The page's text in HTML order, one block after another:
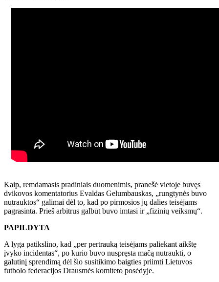
Kaip, remdamasis pradiniais duomenimis, pranešė vietoje buvęs
dvikovos komentatorius Evaldas Gelumbauskas, „rungtynės buvo
nutrauktos“ galimai dėl to, kad po pirmosios jų dalies teisėjams
pagrasinta. Prieš arbitrus galbūt buvo imtasi ir „fizinių veiksmų“.
PAPILDYTA
A lyga patikslino, kad „per pertrauką teisėjams paliekant aikštę
įvyko incidentas“, po kurio buvo nuspręsta mačą nutraukti, o
galutinį sprendimą dėl šio susitikimo baigties priimti Lietuvos
futbolo federacijos Drausmės komiteto posėdyje.